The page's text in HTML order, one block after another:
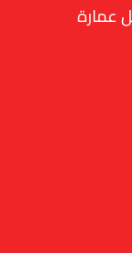
عمارة